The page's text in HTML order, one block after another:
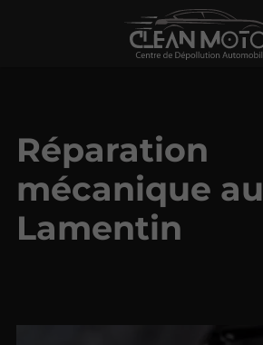
Réparation
mécanique au
Lamentin